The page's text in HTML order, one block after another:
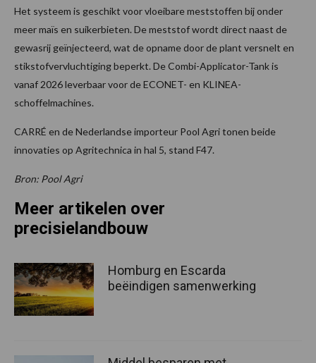
Het systeem is geschikt voor vloeibare meststoffen bij onder
meer maïs en suikerbieten. De meststof wordt direct naast de
gewasrij geïnjecteerd, wat de opname door de plant versnelt en
stikstofvervluchtiging beperkt. De Combi-Applicator-Tank is
vanaf 2026 leverbaar voor de ECONET- en KLINEA-
schoffelmachines.
CARRÉ en de Nederlandse importeur Pool Agri tonen beide
innovaties op Agritechnica in hal 5, stand F47.
Bron: Pool Agri
Meer artikelen over
precisielandbouw
Homburg en Escarda
beëindigen samenwerking